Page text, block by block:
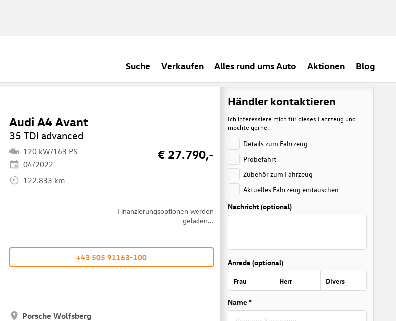
Suche Verkaufen Alles rund ums Auto Aktionen Blog
Audi A4 Avant
35 TDI advanced
120 kW/163 PS
04/2022
122.833 km
Finanzierungsoptionen werden
geladen...
€ 27.790,-
+43 505 91163-100
Porsche Wolfsberg
Händler kontaktieren
Ich interessiere mich für dieses Fahrzeug und
möchte gerne:
Details zum Fahrzeug
Probefahrt
Zubehör zum Fahrzeug
Aktuelles Fahrzeug eintauschen
Nachricht (optional)
Anrede (optional)
Frau Herr Divers
Name *